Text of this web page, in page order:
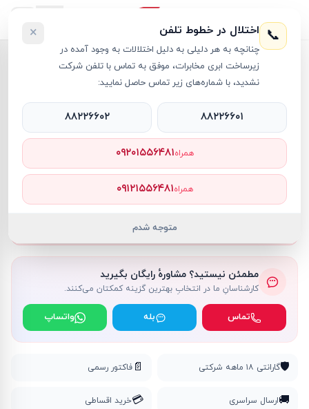
کارت گرافیک - Graphic Card
کارت گرافیک انویدیا مدل Quadro M4000 8GB
کارت گرافیک - Graphic Card کد کالا
۰ تومان
ناموجود
ناموجود
موجود شد، خبرم کن
مطمئن نیستید؟ مشاورهٔ رایگان بگیرید
کارشناسانِ ما در انتخابِ بهترین گزینه کمکتان می‌کنند.
تماس بله واتساپ
🛡️گارانتی ۱۸ ماهه شرکتی 📄 فاکتور رسمی
🚚ارسال سراسری 💳خرید اقساطی
📞 اختلال در خطوط تلفن
چنانچه به هر دلیلی به دلیل اختلالات به وجود آمده در
زیرساخت ابری مخابرات، موفق به تماس با تلفن شرکت
نشدید، با شماره‌های زیر تماس حاصل نمایید:
×
۸۸۲۲۶۶۰۱ ۸۸۲۲۶۶۰۲
همراه۰۹۲۰۱۵۵۶۴۸۱
همراه۰۹۱۲۱۵۵۶۴۸۱
متوجه شدم